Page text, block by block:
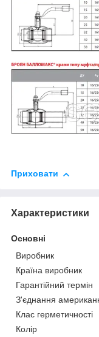
Приховати
Характеристики
Основні
Виробник
Країна виробник
Гарантійний термін
З'єднання
Клас герметичності
Колір